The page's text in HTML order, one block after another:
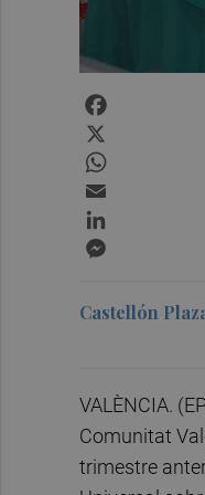
Castellón
VALÈNCIA.
Comunitat
trimestre